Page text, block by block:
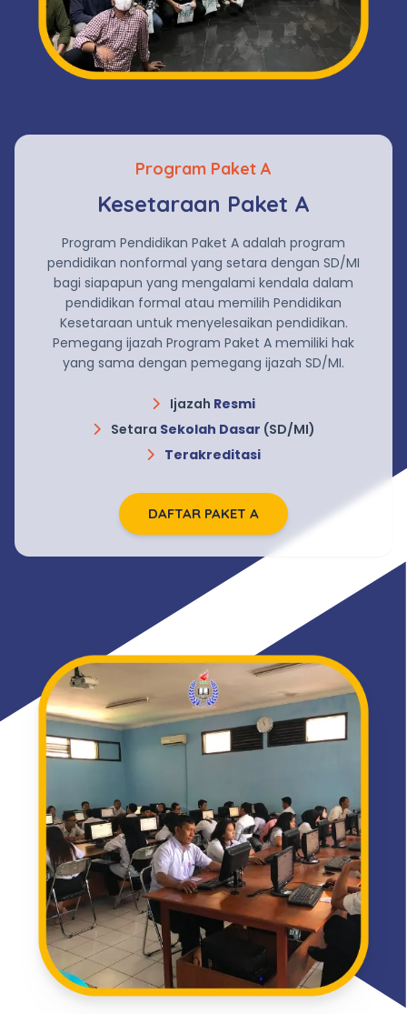
Program Paket A
Kesetaraan Paket A
Program Pendidikan Paket A adalah program
pendidikan nonformal yang setara dengan SD/MI
bagi siapapun yang mengalami kendala dalam
pendidikan formal atau memilih Pendidikan
Kesetaraan untuk menyelesaikan pendidikan.
Pemegang ijazah Program Paket A memiliki hak
yang sama dengan pemegang ijazah SD/MI.
Ijazah Resmi
Setara Sekolah Dasar (SD/MI)
Terakreditasi
DAFTAR PAKET A